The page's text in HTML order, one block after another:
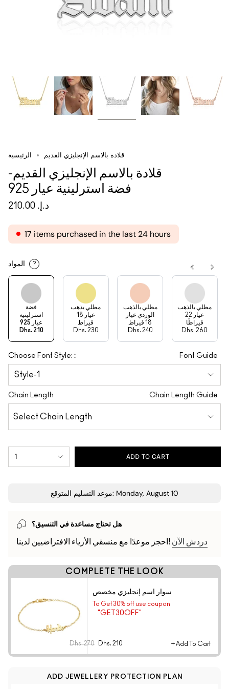
الرئيسية قلادة بالاسم الإنجليزي القديم
قلادة بالاسم الإنجليزي القديم-
فضة استرلينية عيار 925
د.إ.‏ 210.00
17 items purchased in the last 24 hours
?
فضة
استرلينية
عيار 925
Dhs. 210
مطلي بذهب
عيار 18
قيراط
Dhs. 230
مطلي بالذهب
الوردي عيار
18 قيراط
Dhs. 240
مطلي بالذهب
عيار 22
قيراطًا
Dhs. 260
Choose Font Style: : Font Guide
Chain Length Chain Length Guide
1 ADD TO CART
موعد التسليم المتوقع: Monday, August 10
هل تحتاج مساعدة في التنسيق؟
احجز موعدًا مع منسقي الأزياء الافتراضيين لدينا! دردش الآن
COMPLETE THE LOOK
سوار اسم إنجليزي مخصص
To Get 30% off use coupon
"GET30OFF"
Dhs. 270 Dhs. 210 + Add To Cart
ADD JEWELLERY PROTECTION PLAN